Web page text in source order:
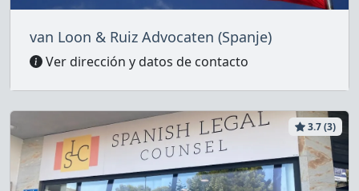
van Loon & Ruiz Advocaten (Spanje)
Ver dirección y datos de contacto
3.7 (3)